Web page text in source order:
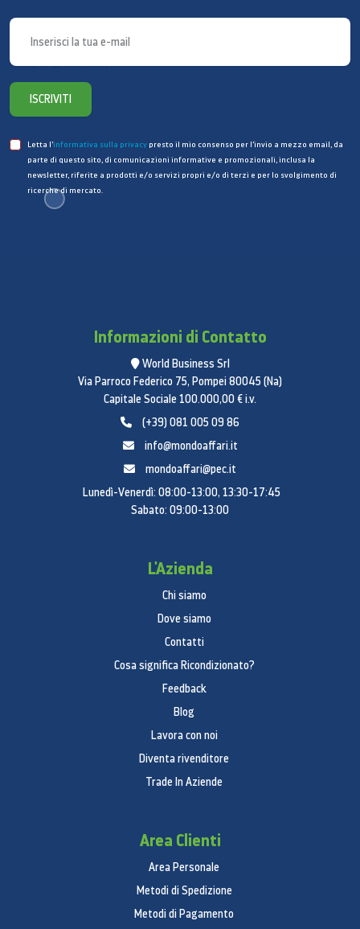
ISCRIVITI
Letta l’informativa sulla privacy presto il mio consenso per l’invio a mezzo email, da
parte di questo sito, di comunicazioni informative e promozionali, inclusa la
newsletter, riferite a prodotti e/o servizi propri e/o di terzi e per lo svolgimento di
ricerche di mercato.
Informazioni di Contatto
World Business Srl
Via Parroco Federico 75, Pompei 80045 (Na)
Capitale Sociale 100.000,00 € i.v.
(+39) 081 005 09 86
info@mondoaffari.it
mondoaffari@pec.it
Lunedì-Venerdì: 08:00-13:00, 13:30-17:45
Sabato: 09:00-13:00
L'Azienda
Chi siamo
Dove siamo
Contatti
Cosa significa Ricondizionato?
Feedback
Blog
Lavora con noi
Diventa rivenditore
Trade In Aziende
Area Clienti
Area Personale
Metodi di Spedizione
Metodi di Pagamento